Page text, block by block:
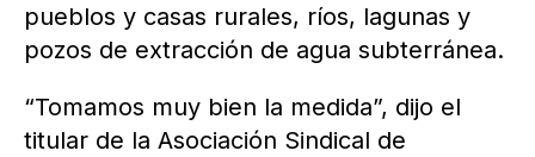
pueblos y casas rurales, ríos, lagunas y
pozos de extracción de agua subterránea.
“Tomamos muy bien la medida”, dijo el
titular de la Asociación Sindical de